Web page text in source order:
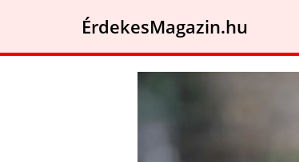
ÉrdekesMagazin.hu